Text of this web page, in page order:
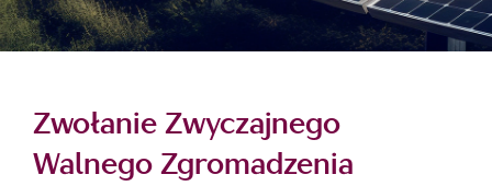
Zwołanie Zwyczajnego
Walnego Zgromadzenia